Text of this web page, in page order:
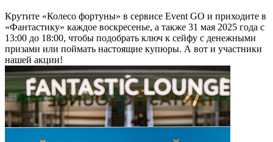
Крутите «Колесо фортуны» в сервисе Event GO и приходите в
«Фантастику» каждое воскресенье, а также 31 мая 2025 года с
13:00 до 18:00, чтобы подобрать ключ к сейфу с денежными
призами или поймать настоящие купюры. А вот и участники
нашей акции!